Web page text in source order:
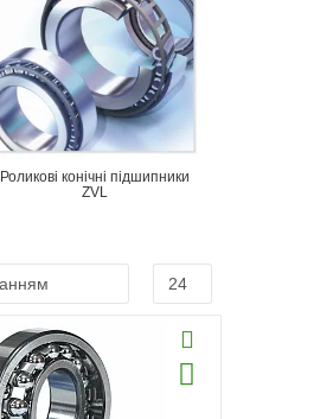
Роликові конічні підшипники
ZVL